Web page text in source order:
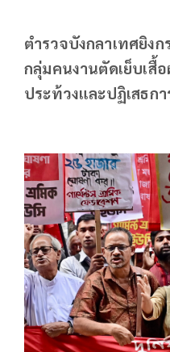
ตำรวจบังกลาเทศยิง
กลุ่มคนงานตัดเย็บเสื้
ประท้วงและปฏิเสธก